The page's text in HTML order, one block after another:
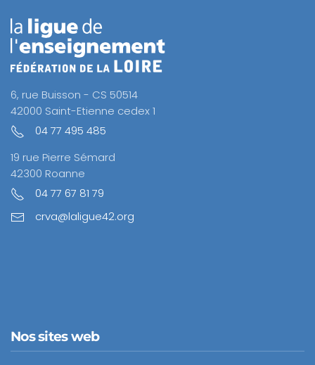
6, rue Buisson - CS 50514
42000 Saint-Etienne cedex 1
04 77 495 485
19 rue Pierre Sémard
42300 Roanne
04 77 67 81 79
crva@laligue42.org
Nos sites web